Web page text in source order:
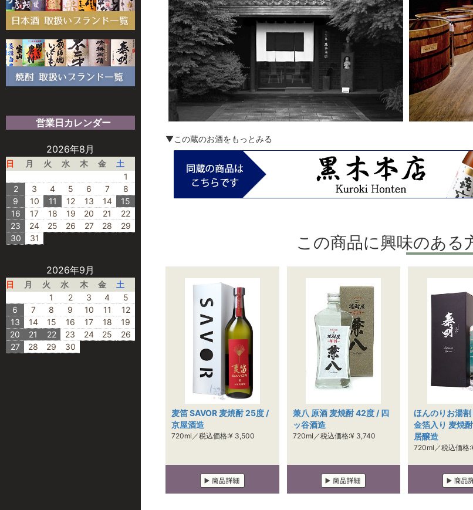
営業日カレンダー
2026年8月
日 月 火 水 木 金
土
1
2
3 4 5 6 7
8
9
10 11 12 13 14
15
16
17 18 19 20 21
22
23
24 25 26 27 28
29
30
31
2026年9月
日 月 火 水 木 金
土
1
2 3 4
5
6
7 8 9 10 11
12
13
14 15 16 17 18
19
20
21 22 23 24 25
26
27
28 29 30
▼この蔵のお酒をもっとみる
この商品に興味のある
麦笛 SAVOR 麦焼酎 25度 /
京屋酒造
720ml／税込価格:¥ 3,500
兼八 原酒 麦焼酎 42度 / 四
ッ谷酒造
720ml／税込価格:¥ 3,740
ほんのりお湯
金箔入り 麦焼
居醸造
720ml／税込価格